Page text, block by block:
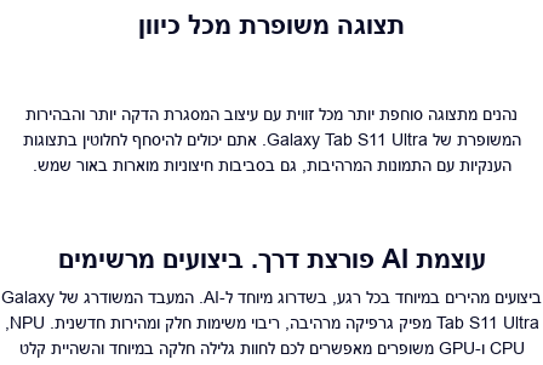
תצוגה משופרת מכל כיוון
נהנים מתצוגה סוחפת יותר מכל זווית עם עיצוב המסגרת הדקה יותר והבהירות
המשופרת של Galaxy Tab S11 Ultra. אתם יכולים להיסחף לחלוטין בתצוגות
הענקיות עם התמונות המרהיבות, גם בסביבות חיצוניות מוארות באור שמש.
עוצמת AI פורצת דרך. ביצועים מרשימים
ביצועים מהירים במיוחד בכל רגע, בשדרוג מיוחד ל-AI. המעבד המשודרג של Galaxy
CPU ו-GPU משופרים מאפשרים לכם לחוות גלילה חלקה במיוחד והשהיית קלט